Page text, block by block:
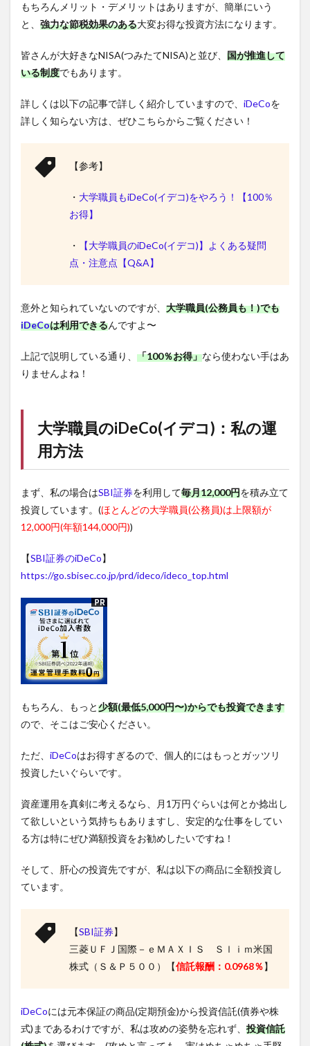
もちろんメリット・デメリットはありますが、簡単にいう
と、 強力な節税効果のある大変お得な投資方法になります。
皆さんが大好きなNISA(つみたてNISA)と並び、 国が推進して
いる制度でもあります。
詳しくは以下の記事で詳しく紹介していますので、 iDeCoを
詳しく知らない方は、ぜひこちらからご覧ください！
【参考】
・ 大学職員もiDeCo(イデコ)をやろう！【100％
お得】
・
【大学職員のiDeCo(イデコ)】よくある疑問
点・注意点【Q&A】
意外と知られていないのですが、 大学職員(公務員も！)でも
iDeCoは利用できるんですよ〜
上記で説明している通り、 「100％お得」なら使わない手はあ
りませんよね！
大学職員のiDeCo(イデコ) ：私の運
用方法
まず、私の場合はSBI証券を利用して毎月12,000円を積み立て
投資しています。(ほとんどの大学職員(公務員)は上限額が
12,000円(年額144,000円))
【SBI証券のiDeCo】
https://go.sbisec.co.jp/prd/ideco/ideco_top.html
もちろん、もっと少額(最低5,000円〜)からでも投資できます
ので、そこはご安心ください。
ただ、 iDeCoはお得すぎるので、個人的にはもっとガッツリ
投資したいぐらいです。
資産運用を真剣に考えるなら、月1万円ぐらいは何とか捻出し
て欲しいという気持ちもありますし、安定的な仕事をしてい
る方は特にぜひ満額投資をお勧めしたいですね！
そして、肝心の投資先ですが、私は以下の商品に全額投資し
ています。
【SBI証券】
三菱ＵＦＪ国際－ｅＭＡＸＩＳ Ｓｌｉｍ米国
株式（Ｓ＆Ｐ５００）【信託報酬：0.0968％】
iDeCoには元本保証の商品(定期預金)から投資信託(債券や株
式)まであるわけですが、私は攻めの姿勢を忘れず、 投資信託